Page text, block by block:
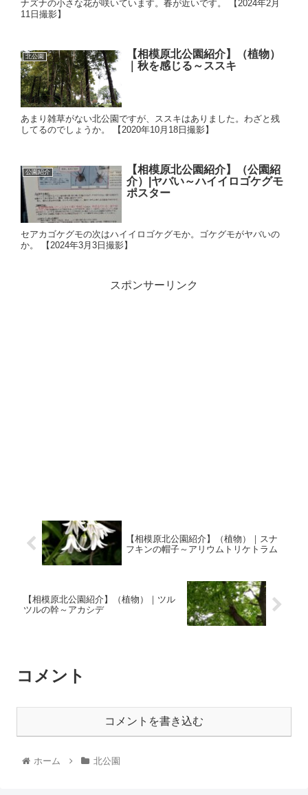
ナズナの小さな花が咲いています。春が近いです。 【2024年2月
11日撮影】
北公園
【相模原北公園紹介】（植物）
｜秋を感じる～ススキ
あまり雑草がない北公園ですが、ススキはありました。わざと残
してるのでしょうか。 【2020年10月18日撮影】
公園紹介
【相模原北公園紹介】（公園紹
介）|ヤバい～ハイイロゴケグモ
ポスター
セアカゴケグモの次はハイイロゴケグモか。ゴケグモがヤバいの
か。 【2024年3月3日撮影】
スポンサーリンク
【相模原北公園紹介】（植物）｜スナ
フキンの帽子～アリウムトリケトラム
【相模原北公園紹介】（植物）｜ツル
ツルの幹～アカシデ
コメント
コメントを書き込む
ホーム 北公園